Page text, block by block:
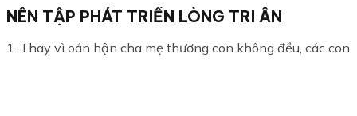
NÊN TẬP PHÁT TRIỂN LÒNG TRI ÂN
1. Thay vì oán hận cha mẹ thương con không đều, các